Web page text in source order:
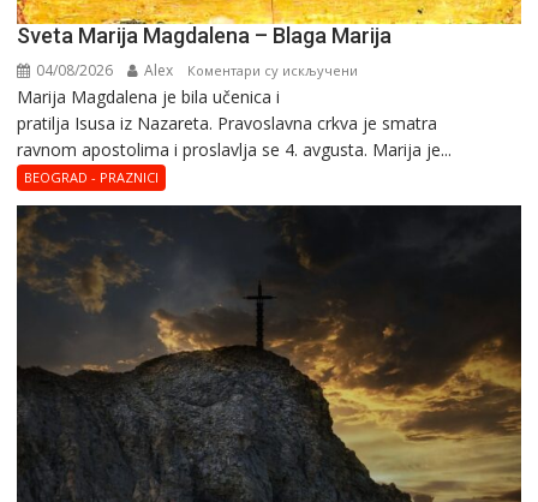
Sveta Marija Magdalena – Blaga Marija
04/08/2026 Alex Коментари су искључени
Marija
Magdalena
Marija Magdalena je bila učenica i
pratilja Isusa iz Nazareta. Pravoslavna crkva je smatra
ravnom apostolima i proslavlja se 4. avgusta. Marija je...
BEOGRAD - PRAZNICI